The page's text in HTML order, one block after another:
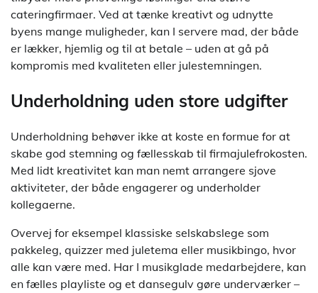
cateringfirmaer. Ved at tænke kreativt og udnytte
byens mange muligheder, kan I servere mad, der både
er lækker, hjemlig og til at betale – uden at gå på
kompromis med kvaliteten eller julestemningen.
Underholdning uden store udgifter
Underholdning behøver ikke at koste en formue for at
skabe god stemning og fællesskab til firmajulefrokosten.
Med lidt kreativitet kan man nemt arrangere sjove
aktiviteter, der både engagerer og underholder
kollegaerne.
Overvej for eksempel klassiske selskabslege som
pakkeleg, quizzer med juletema eller musikbingo, hvor
alle kan være med. Har I musikglade medarbejdere, kan
en fælles playliste og et dansegulv gøre underværker –